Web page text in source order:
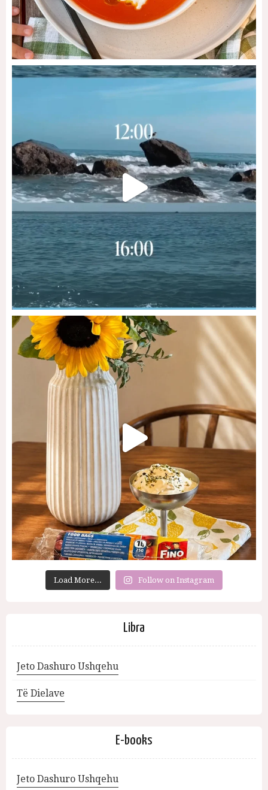
Load More... Follow on Instagram
Libra
Jeto Dashuro Ushqehu
Të Dielave
E-books
Jeto Dashuro Ushqehu